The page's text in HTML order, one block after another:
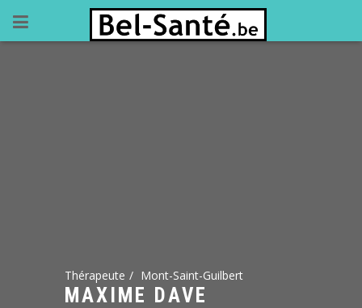
Thérapeute Mont-Saint-Guilbert
MAXIME DAVE